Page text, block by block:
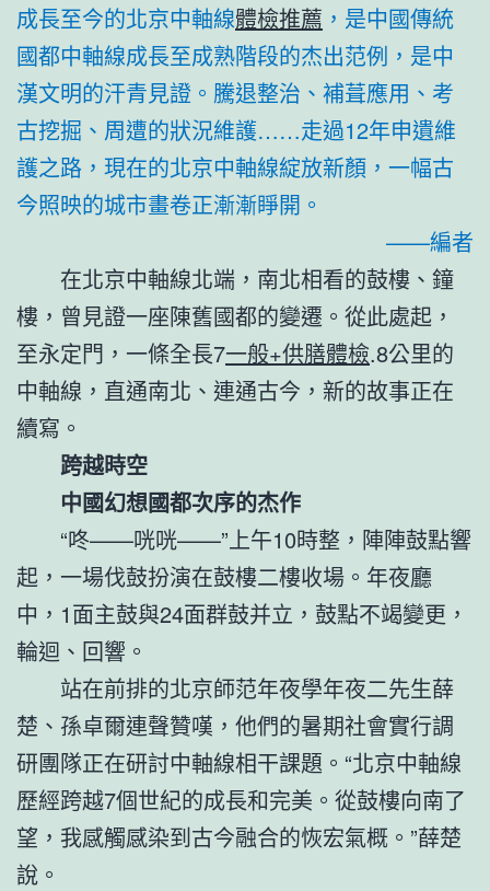
成長至今的北京中軸線體檢推薦 ，是中國傳統
國都中軸線成長至成熟階段的杰出范例，是中
漢文明的汗青見證。騰退整治、補葺應用、考
古挖掘、周遭的狀況維護……走過12年申遺維
護之路，現在的北京中軸線綻放新顏，一幅古
今照映的城市畫卷正漸漸睜開。
——編者
在北京中軸線北端，南北相看的鼓樓、鐘
樓，曾見證一座陳舊國都的變遷。從此處起，
至永定門，一條全長7一般+供膳體檢.8公里的
中軸線，直通南北、連通古今，新的故事正在
續寫。
跨越時空
中國幻想國都次序的杰作
“咚——咣咣——”上午10時整，陣陣鼓點響
起，一場伐鼓扮演在鼓樓二樓收場。年夜廳
中，1面主鼓與24面群鼓并立，鼓點不竭變更，
輪迴、回響。
站在前排的北京師范年夜學年夜二先生薛
楚、孫卓爾連聲贊嘆，他們的暑期社會實行調
研團隊正在研討中軸線相干課題。“北京中軸線
歷經跨越7個世紀的成長和完美。從鼓樓向南了
望，我感觸感染到古今融合的恢宏氣概。”薛楚
說。